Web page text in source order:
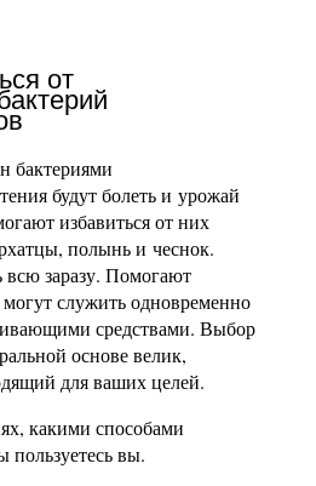
от
бактериями
будут болеть и урожай
избавиться от них
полынь и чеснок.
заразу. Помогают
служить одновременно
средствами. Выбор
основе велик,
для ваших целей.
какими способами
пользуетесь вы.